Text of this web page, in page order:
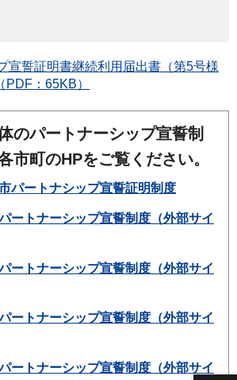
宣誓証明書継続利用届出書（第5号様
：65KB）
のパートナーシップ宣誓制
市町のHPをご覧ください。
パートナシップ宣誓証明制度
ートナーシップ宣誓制度（外部サイ
ートナーシップ宣誓制度（外部サイ
ートナーシップ宣誓制度（外部サイ
ートナーシップ宣誓制度（外部サイ